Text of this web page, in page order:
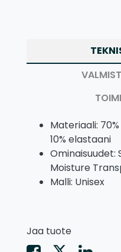
Materiaali:
10% elastaani
Ominaisuudet:
Moisture
Malli: Unisex
Jaa tuote